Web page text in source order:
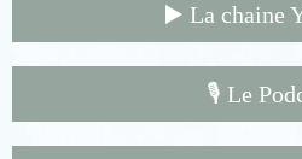
▶️ La chaine
🎙️ Le